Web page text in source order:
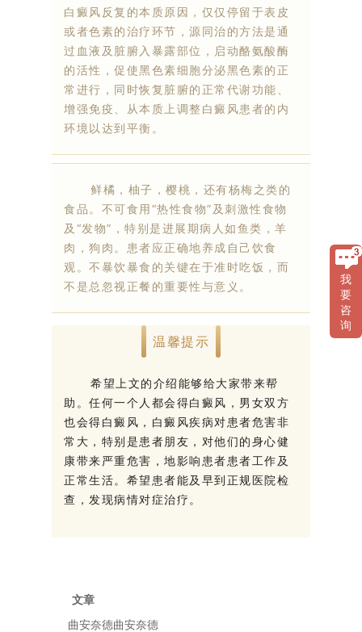
白癜风反复的本质原因，仅仅停留于表皮
或者色素的治疗环节，源同治的方法是通
过血液及脏腑入暴露部位，启动酪氨酸酶
的活性，促使黑色素细胞分泌黑色素的正
常进行，同时恢复脏腑的正常代谢功能、
增强免疫、从本质上调整白癜风患者的内
环境以达到平衡。
鲜橘，柚子，樱桃，还有杨梅之类的
食品。不可食用“热性食物”及刺激性食物
及“发物”，特别是进展期病人如鱼类，羊
肉，狗肉。患者应正确地养成自己饮食
观。不暴饮暴食的关键在于准时吃饭，而
不是总忽视正餐的重要性与意义。
温馨提示
希望上文的介绍能够给大家带来帮
助。任何一个人都会得白癜风，男女双方
也会得白癜风，白癜风疾病对患者危害非
常大，特别是患者朋友，对他们的身心健
康带来严重危害，地影响患者患者工作及
正常生活。希望患者能及早到正规医院检
查，发现病情对症治疗。
文章
曲安奈德曲安奈德
我
要
咨
询